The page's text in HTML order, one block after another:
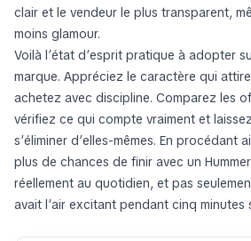
clair et le vendeur le plus transparent,
moins glamour.
Voilà l’état d’esprit pratique à adopter
marque. Appréciez le caractère qui attire
achetez avec discipline. Comparez les
vérifiez ce qui compte vraiment et
s’éliminer d’elles-mêmes. En procédant
plus de chances de finir avec un
réellement au quotidien, et pas
avait l’air excitant pendant cinq minutes